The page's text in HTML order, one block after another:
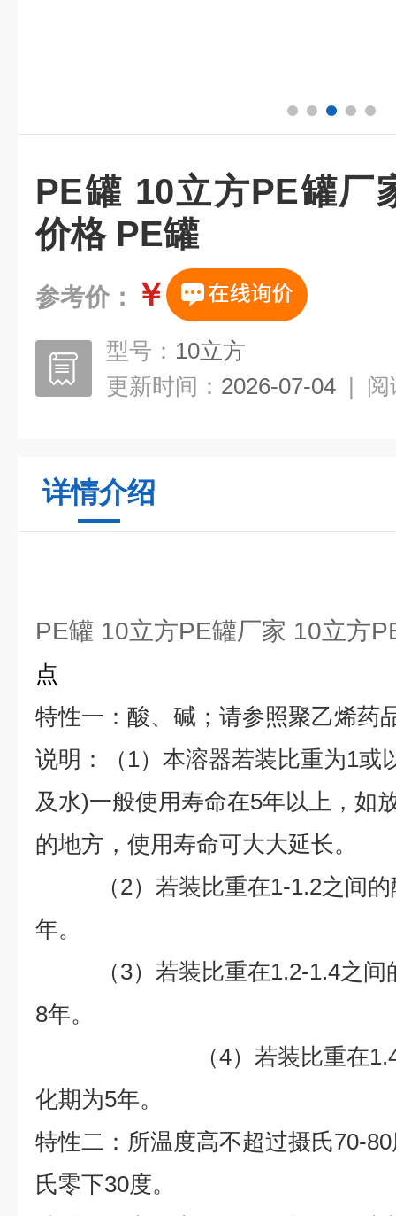
PE罐 10立方PE罐厂
价格 PE罐
参考价： ￥
型号： 10立方
更新时间： 2026-07-04 | 阅
详情介绍
PE罐 10立方PE罐厂家 10立方
点
特性一：酸、碱；请参照聚乙烯药
说明：（1）本溶器若装比重为1或
及水)一般使用寿命在5年以上，如
的地方，使用寿命可大大延长。
（2）若装比重在1-1.2之间的
年。
（3）若装比重在1.2-1.4之间
8年。
（4）若装比重在1.4以
化期为5年。
特性二：所温度高不超过摄氏70-
氏零下30度。